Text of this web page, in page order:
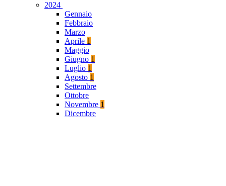
2024
Gennaio
Febbraio
Marzo
Aprile 1
Maggio
Giugno 1
Luglio 1
Agosto 1
Settembre
Ottobre
Novembre 1
Dicembre